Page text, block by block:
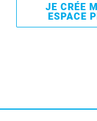
JE CRÉE
ESPACE